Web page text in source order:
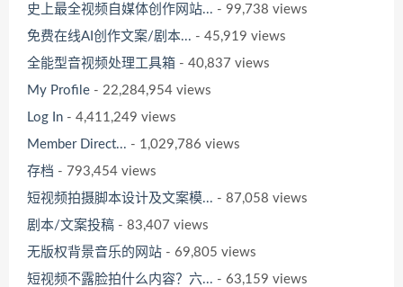
史上最全视频自媒体创作网站... - 99,738 views
免费在线AI创作文案/剧本... - 45,919 views
全能型音视频处理工具箱 - 40,837 views
My Profile - 22,284,954 views
Log In - 4,411,249 views
Member Direct... - 1,029,786 views
存档 - 793,454 views
短视频拍摄脚本设计及文案模... - 87,058 views
剧本/文案投稿 - 83,407 views
无版权背景音乐的网站 - 69,805 views
短视频不露脸拍什么内容？六... - 63,159 views